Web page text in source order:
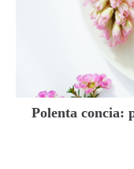
Polenta concia: